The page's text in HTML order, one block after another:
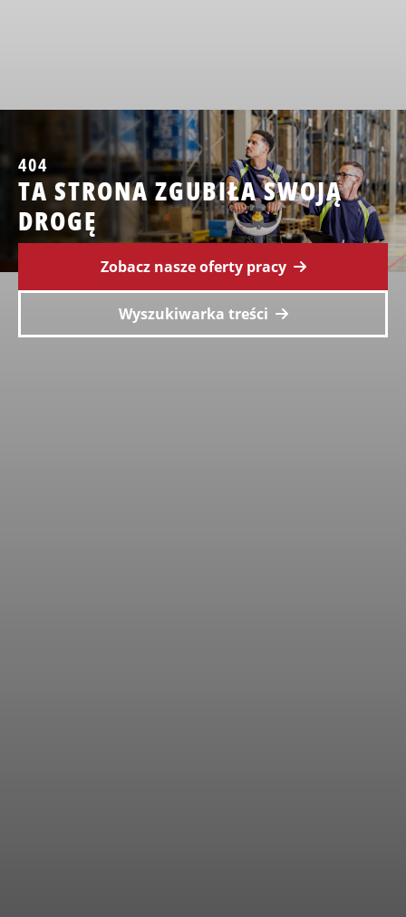
404
TA STRONA ZGUBIŁA SWOJĄ
DROGĘ
Zobacz nasze oferty pracy
Wyszukiwarka treści